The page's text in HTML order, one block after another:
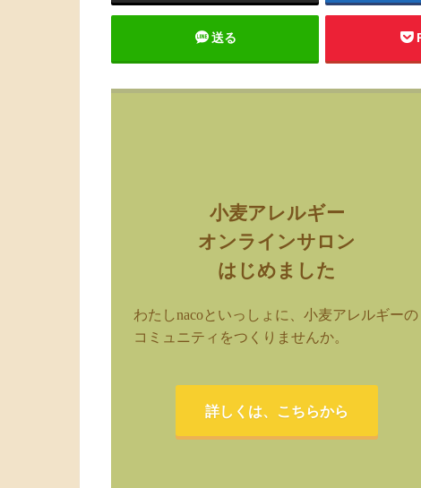
送る
小麦アレルギー
オンラインサロン
はじめました
わたしnacoといっしょに、小麦アレルギーの
コミュニティをつくりませんか。
詳しくは、こちらから